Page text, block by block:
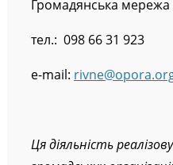
Громадянська
тел.: 098 66 31 923
e-mail:
Ця діяльність